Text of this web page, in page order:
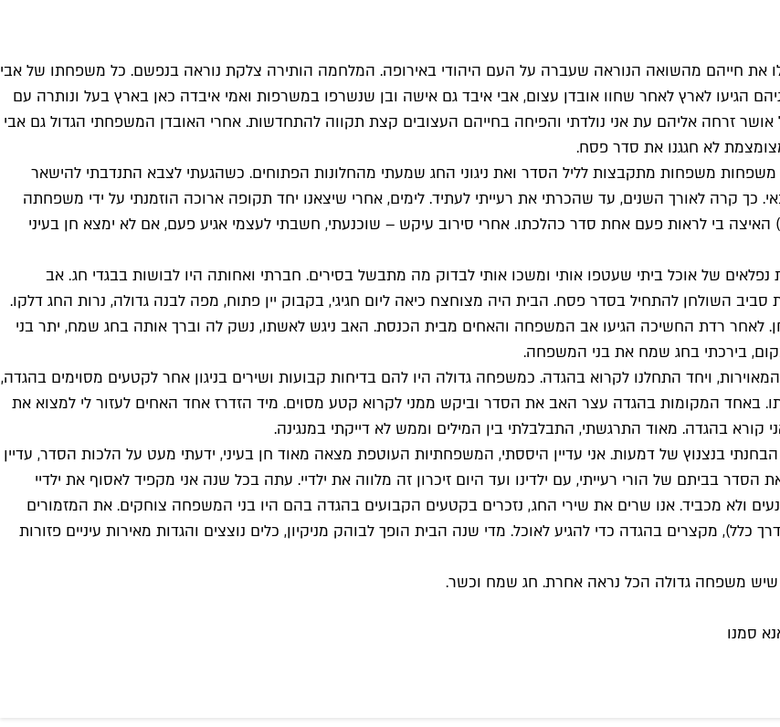
את חייהם מהשואה הנוראה שעברה על העם היהודי באירופה. המלחמה הותירה צלקת נוראה בנפשם. כל משפחתו של אבי
הגיעו לארץ לאחר שחוו אובדן עצום, אבי איבד גם אישה ובן שנשרפו במשרפות ואמי איבדה כאן בארץ בעל ונותרה עם
זרחה אליהם עת אני נולדתי והפיחה בחייהם העצובים קצת תקווה להתחדשות. אחרי האובדן המשפחתי הגדול גם אבי
לא חגגנו את סדר פסח.
משפחות מתקבצות לליל הסדר ואת ניגוני החג שמעתי מהחלונות הפתוחים. כשהגעתי לצבא התנדבתי להישאר
כך קרה לאורך השנים, עד שהכרתי את רעייתי לעתיד. לימים, אחרי שיצאנו יחד תקופה ארוכה הוזמנתי על ידי משפחתה
בי לראות פעם אחת סדר כהלכתו. אחרי סירוב עיקש – שוכנעתי, חשבתי לעצמי אגיע פעם, אם לא ימצא חן בעיני
של אוכל ביתי שעטפו אותי ומשכו אותי לבדוק מה מתבשל בסירים. חברתי ואחותה היו לבושות בבגדי חג. אב
השולחן להתחיל בסדר פסח. הבית היה מצוחצח כיאה ליום חגיגי, בקבוק יין פתוח, מפה לבנה גדולה, נרות החג דלקו.
לאחר רדת החשיכה הגיעו אב המשפחה והאחים מבית הכנסת. האב ניגש לאשתו, נשק לה וברך אותה בחג שמח, יתר בני
בירכתי בחג שמח את בני המשפחה.
ויחד התחלנו לקרוא בהגדה. כמשפחה גדולה היו להם בדיחות קבועות ושירים בניגון אחר לקטעים מסוימים בהגדה,
באחד המקומות בהגדה עצר האב את הסדר וביקש ממני לקרוא קטע מסוים. מיד הזדרז אחד האחים לעזור לי למצוא את
בהגדה. מאוד התרגשתי, התבלבלתי בין המילים וממש לא דייקתי במנגינה.
בנצנוץ של דמעות. אני עדיין היססתי, המשפחתיות העוטפת מצאה מאוד חן בעיני, ידעתי מעט על הלכות הסדר, עדיין
בביתם של הורי רעייתי, עם ילדינו ועד היום זיכרון זה מלווה את ילדיי. עתה בכל שנה אני מקפיד לאסוף את ילדיי
ולא מכביד. אנו שרים את שירי החג, נזכרים בקטעים הקבועים בהגדה בהם היו בני המשפחה צוחקים. את המזמורים
כלל), מקצרים בהגדה כדי להגיע לאוכל. מדי שנה הבית הופך לבוהק מניקיון, כלים נוצצים והגדות מאירות עיניים פזורות
שיש משפחה גדולה הכל נראה אחרת. חג שמח וכשר.
סמנו